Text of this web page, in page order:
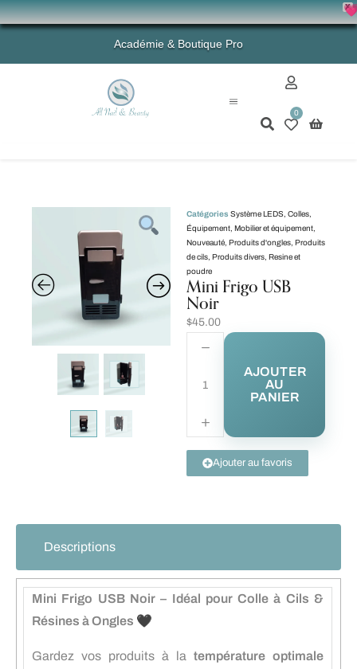
X
💗 -
Académie & Boutique Pro
0
Catégories Système LEDS Colles
Équipement Mobilier et équipement
Nouveauté Produits d'ongles Produits
de cils Produits divers Resine et
poudre
Mini Frigo USB
Noir
$45.00
AJOUTER
AU
PANIER
Ajouter au favoris
Descriptions
Mini Frigo USB Noir – Idéal pour Colle à Cils &
Résines à Ongles 🖤
Gardez vos produits à la température optimale